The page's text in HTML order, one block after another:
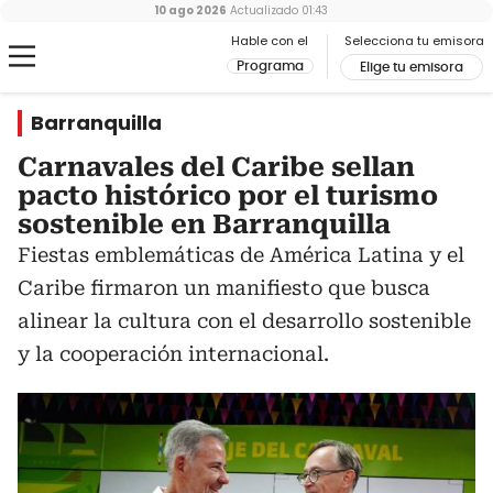
Hable con el
Programa
Selecciona tu emisora
Elige tu emisora
10 ago 2026 Actualizado 01:43
Barranquilla
Carnavales del Caribe sellan
pacto histórico por el turismo
sostenible en Barranquilla
Fiestas emblemáticas de América Latina y el
Caribe firmaron un manifiesto que busca
alinear la cultura con el desarrollo sostenible
y la cooperación internacional.